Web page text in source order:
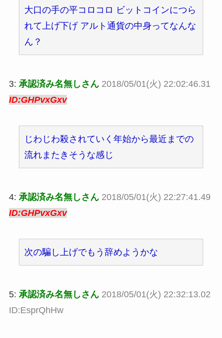
大口の手の平コロコロ ビットコインにつら
れて上げ下げ アルト通貨の中身ってなんな
ん？
3: 承認済み名無しさん 2018/05/01(火) 22:02:46.31
ID:GHPvxGxv
じわじわ殺されていく年始から最近までの
流れまたきそうな感じ
4: 承認済み名無しさん 2018/05/01(火) 22:27:41.49
ID:GHPvxGxv
次の騙し上げでもう辞めようかな
5: 承認済み名無しさん 2018/05/01(火) 22:32:13.02
ID:EsprQhHw